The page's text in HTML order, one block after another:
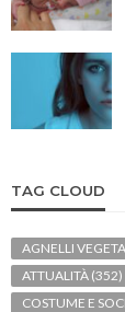
TAG CLOUD
AGNELLI
ATTUALITÀ (352)
COSTUME E